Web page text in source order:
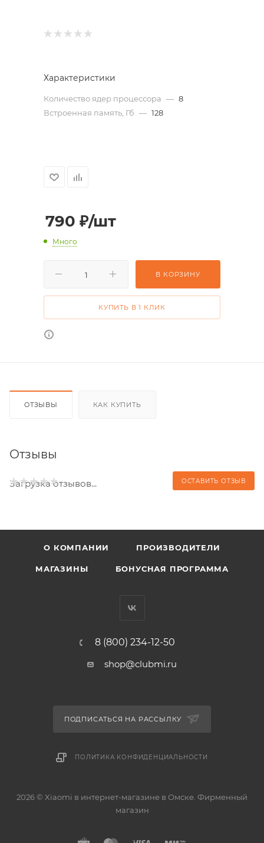
Характеристики
Количество ядер процессора — 8
Встроенная память, Гб — 128
790 ₽/шт
Много
В КОРЗИНУ
КУПИТЬ В 1 КЛИК
ОТЗЫВЫ КАК КУПИТЬ
Отзывы
ОСТАВИТЬ ОТЗЫВ
Загрузка отзывов...
О КОМПАНИИ ПРОИЗВОДИТЕЛИ
МАГАЗИНЫ БОНУСНАЯ ПРОГРАММА
8 (800) 234-12-50
shop@clubmi.ru
ПОДПИСАТЬСЯ НА РАССЫЛКУ
ПОЛИТИКА КОНФИДЕНЦИАЛЬНОСТИ
2026 © Xiaomi в интернет-магазине в Омске. Фирменный
магазин